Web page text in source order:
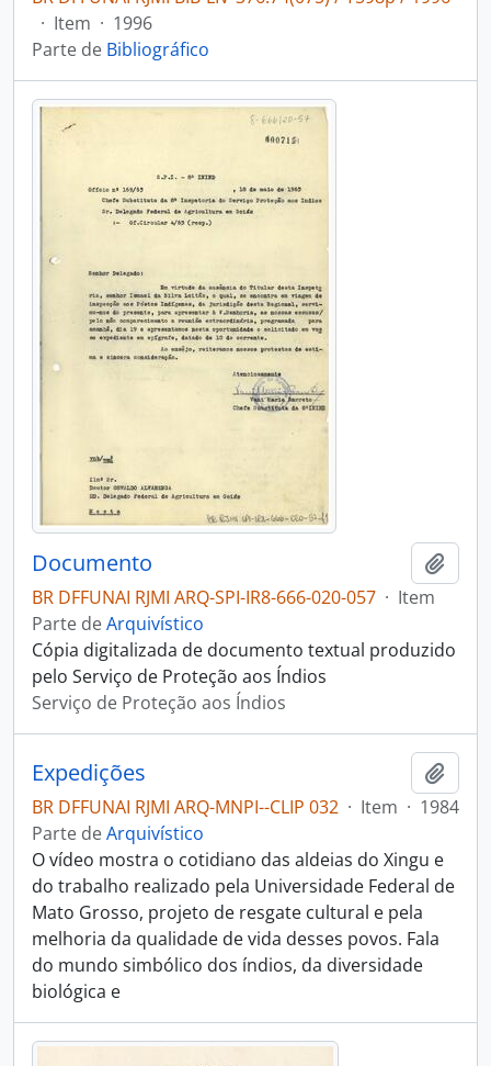
· Item · 1996
Parte de Bibliográfico
Documento
BR DFFUNAI RJMI ARQ-SPI-IR8-666-020-057 · Item
Parte deArquivístico
Cópia digitalizada de documento textual produzido
pelo Serviço de Proteção aos Índios
Serviço de Proteção aos Índios
Expedições
BR DFFUNAI RJMI ARQ-MNPI--CLIP 032 · Item · 1984
Parte deArquivístico
O vídeo mostra o cotidiano das aldeias do Xingu e
do trabalho realizado pela Universidade Federal de
Mato Grosso, projeto de resgate cultural e pela
melhoria da qualidade de vida desses povos. Fala
do mundo simbólico dos índios, da diversidade
biológica e